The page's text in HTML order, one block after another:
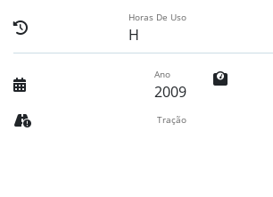
Horas De Uso
H
Ano
2009
Tração